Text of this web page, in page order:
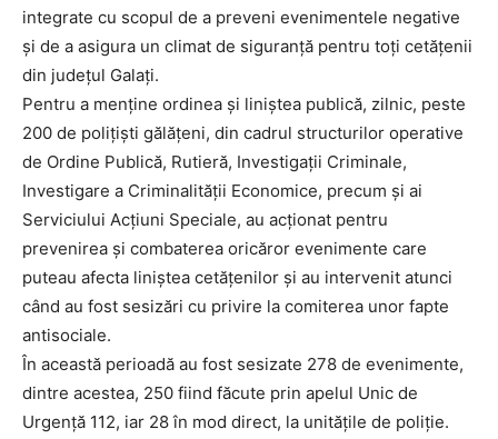
integrate cu scopul de a preveni evenimentele negative
și de a asigura un climat de siguranță pentru toți cetățenii
din județul Galați.
Pentru a menține ordinea și liniștea publică, zilnic, peste
200 de polițiști gălățeni, din cadrul structurilor operative
de Ordine Publică, Rutieră, Investigații Criminale,
Investigare a Criminalității Economice, precum și ai
Serviciului Acțiuni Speciale, au acționat pentru
prevenirea și combaterea oricăror evenimente care
puteau afecta liniștea cetățenilor și au intervenit atunci
când au fost sesizări cu privire la comiterea unor fapte
antisociale.
În această perioadă au fost sesizate 278 de evenimente,
dintre acestea, 250 fiind făcute prin apelul Unic de
Urgență 112, iar 28 în mod direct, la unitățile de poliție.